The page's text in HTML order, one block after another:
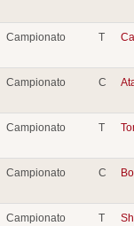
Campionato T
Campionato C
Campionato T
Campionato C
Campionato T